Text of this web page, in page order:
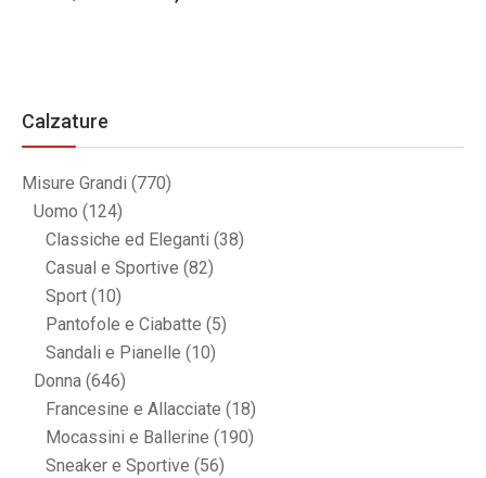
Calzature
Misure Grandi (770)
Uomo (124)
Classiche ed Eleganti (38)
Casual e Sportive (82)
Sport (10)
Pantofole e Ciabatte (5)
Sandali e Pianelle (10)
Donna (646)
Francesine e Allacciate (18)
Mocassini e Ballerine (190)
Sneaker e Sportive (56)